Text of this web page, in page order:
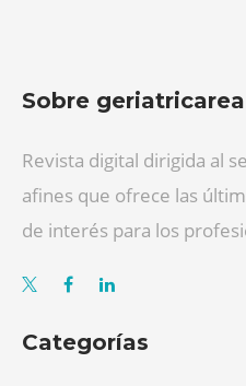
Sobre geriatricarea
Revista digital dirigida al
afines que ofrece las
de interés para los
Categorías